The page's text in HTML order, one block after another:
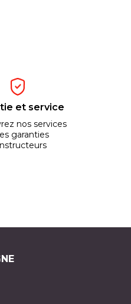
et service
nos services
garanties